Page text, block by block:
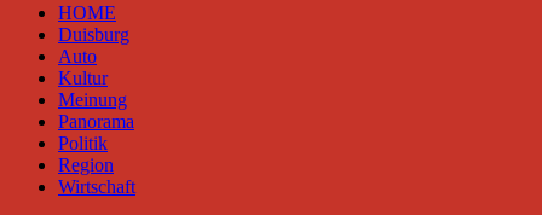
HOME
Duisburg
Auto
Kultur
Meinung
Panorama
Politik
Region
Wirtschaft